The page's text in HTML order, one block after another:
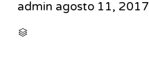
admin agosto 11, 2017
